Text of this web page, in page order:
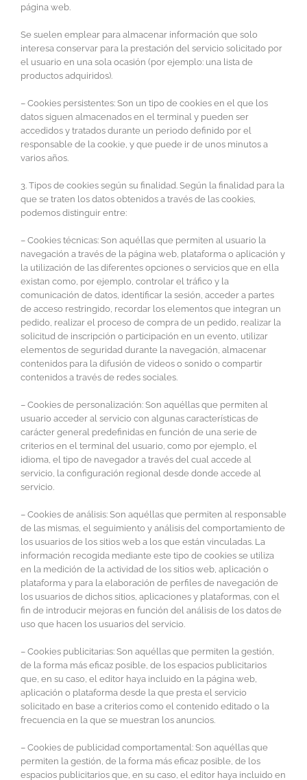
página web.
Se suelen emplear para almacenar información que solo
interesa conservar para la prestación del servicio solicitado por
el usuario en una sola ocasión (por ejemplo: una lista de
productos adquiridos).
– Cookies persistentes: Son un tipo de cookies en el que los
datos siguen almacenados en el terminal y pueden ser
accedidos y tratados durante un periodo definido por el
responsable de la cookie, y que puede ir de unos minutos a
varios años.
3. Tipos de cookies según su finalidad. Según la finalidad para la
que se traten los datos obtenidos a través de las cookies,
podemos distinguir entre:
– Cookies técnicas: Son aquéllas que permiten al usuario la
navegación a través de la página web, plataforma o aplicación y
la utilización de las diferentes opciones o servicios que en ella
existan como, por ejemplo, controlar el tráfico y la
comunicación de datos, identificar la sesión, acceder a partes
de acceso restringido, recordar los elementos que integran un
pedido, realizar el proceso de compra de un pedido, realizar la
solicitud de inscripción o participación en un evento, utilizar
elementos de seguridad durante la navegación, almacenar
contenidos para la difusión de videos o sonido o compartir
contenidos a través de redes sociales.
– Cookies de personalización: Son aquéllas que permiten al
usuario acceder al servicio con algunas características de
carácter general predefinidas en función de una serie de
criterios en el terminal del usuario, como por ejemplo, el
idioma, el tipo de navegador a través del cual accede al
servicio, la configuración regional desde donde accede al
servicio.
– Cookies de análisis: Son aquéllas que permiten al responsable
de las mismas, el seguimiento y análisis del comportamiento de
los usuarios de los sitios web a los que están vinculadas. La
información recogida mediante este tipo de cookies se utiliza
en la medición de la actividad de los sitios web, aplicación o
plataforma y para la elaboración de perfiles de navegación de
los usuarios de dichos sitios, aplicaciones y plataformas, con el
fin de introducir mejoras en función del análisis de los datos de
uso que hacen los usuarios del servicio.
– Cookies publicitarias: Son aquéllas que permiten la gestión,
de la forma más eficaz posible, de los espacios publicitarios
que, en su caso, el editor haya incluido en la página web,
aplicación o plataforma desde la que presta el servicio
solicitado en base a criterios como el contenido editado o la
frecuencia en la que se muestran los anuncios.
– Cookies de publicidad comportamental: Son aquéllas que
permiten la gestión, de la forma más eficaz posible, de los
espacios publicitarios que, en su caso, el editor haya incluido en